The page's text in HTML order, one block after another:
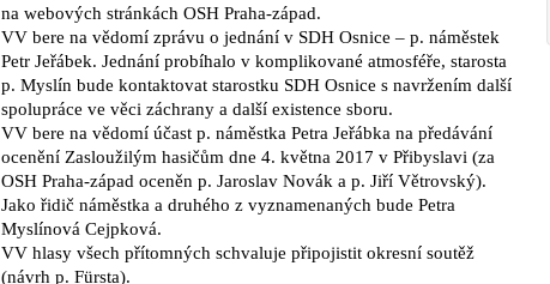
na webových stránkách OSH Praha-západ.
VV bere na vědomí zprávu o jednání v SDH Osnice – p. náměstek
Petr Jeřábek. Jednání probíhalo v komplikované atmosféře, starosta
p. Myslín bude kontaktovat starostku SDH Osnice s navržením další
spolupráce ve věci záchrany a další existence sboru.
VV bere na vědomí účast p. náměstka Petra Jeřábka na předávání
ocenění Zasloužilým hasičům dne 4. května 2017 v Přibyslavi (za
OSH Praha-západ oceněn p. Jaroslav Novák a p. Jiří Větrovský).
Jako řidič náměstka a druhého z vyznamenaných bude Petra
Myslínová Cejpková.
VV hlasy všech přítomných schvaluje připojistit okresní soutěž
(návrh p. Fürsta).